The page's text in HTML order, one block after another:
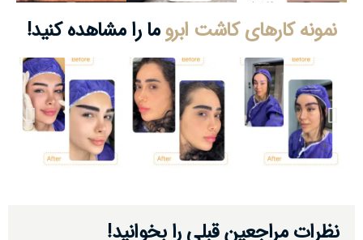
نمونه کارھای کاشت ابروما را مشاھده کنید!
نظرات مراجعین قبلی را بخوانید!